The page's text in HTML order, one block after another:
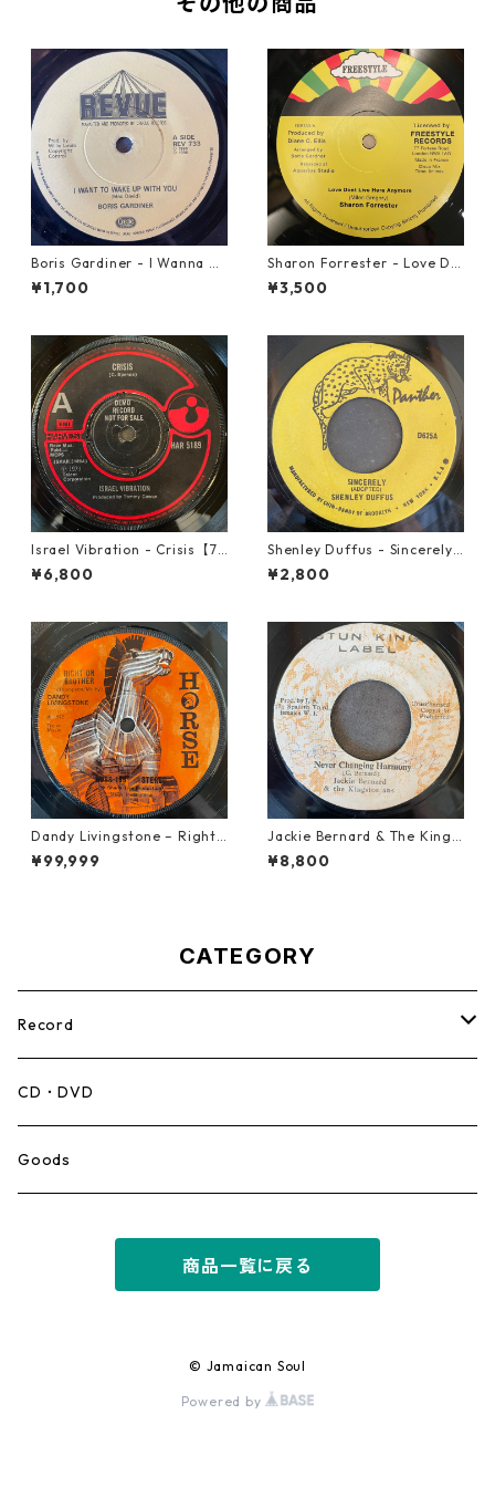
Boris Gardiner - I Wanna W
ake Up With You【7-2192
4】
¥1,700
Sharon Forrester - Love Do
n't Live Here Anymore【12-
50068】
¥3,500
Israel Vibration - Crisis【7-
21895】
¥6,800
Shenley Duffus - Sincerely
【7-22021】
¥2,800
Dandy Livingstone – Right
On Brother【7-21946】
¥99,999
Jackie Bernard & The Kings
tonians - Never Changing H
armony【7-21948】
¥8,800
CATEGORY
Record
Mento,Calypso,Ballad
Ska
CD・DVD
Goods
商品一覧に戻る
© Jamaican Soul
Powered by